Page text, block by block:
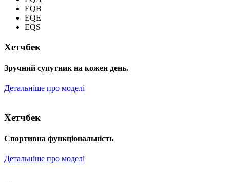
EQB
EQE
EQS
Хетчбек
Зручний супутник на кожен день.
Детальніше про моделі
Хетчбек
Спортивна функціональність
Детальніше про моделі